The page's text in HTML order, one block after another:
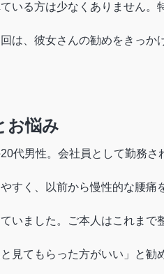
いる方は少なくありません
は、彼女さんの勧めをきっか
お悩み
代男性。会社員として勤務
すく、以前から慢性的な腰
いました。ご本人はこれま
見てもらった方がいい」と